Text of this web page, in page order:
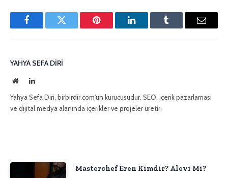
FacebookTwitter Pinterest'inLinkedInTumblr
E-
YAHYA SEFA DIRI
İnternetLinkedIn
Yahya Sefa Diri, birbirdir.com'un kurucusudur. SEO, içerik pazarlaması
ve dijital medya alanında içerikler ve projeler üretir.
Masterchef Eren Kimdir? Alevi Mi?